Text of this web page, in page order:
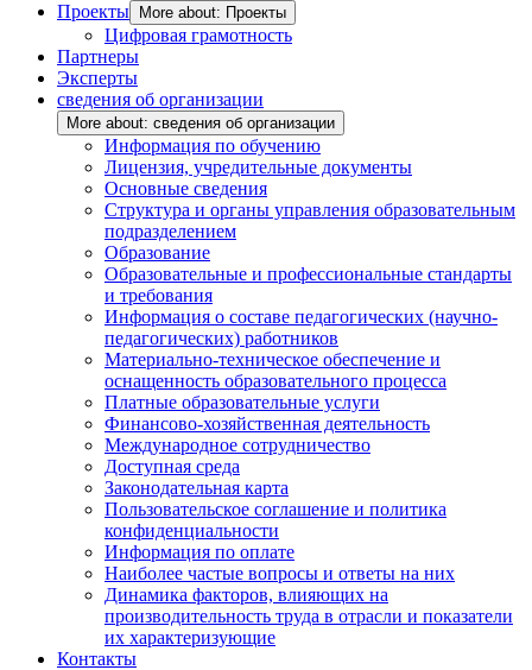
Проекты
More about: Проекты
Цифровая грамотность
Партнеры
Эксперты
сведения об организации
More about: сведения об организации
Информация по обучению
Лицензия, учредительные документы
Основные сведения
Структура и органы управления образовательным
подразделением
Образование
Образовательные и профессиональные стандарты
и требования
Информация о составе педагогических (научно-
педагогических) работников
Материально-техническое обеспечение и
оснащенность образовательного процесса
Платные образовательные услуги
Финансово-хозяйственная деятельность
Международное сотрудничество
Доступная среда
Законодательная карта
Пользовательское соглашение и политика
конфиденциальности
Информация по оплате
Наиболее частые вопросы и ответы на них
Динамика факторов, влияющих на
производительность труда в отрасли и показатели
их характеризующие
Контакты